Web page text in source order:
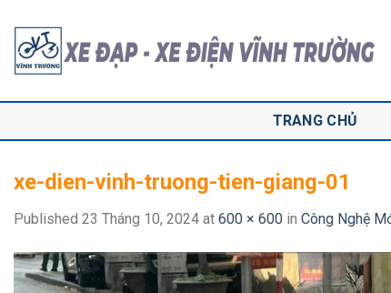
content
TRANG CHỦ
xe-dien-vinh-truong-tien-giang-01
Published 23 Tháng 10, 2024 at 600 × 600 in Công Nghệ